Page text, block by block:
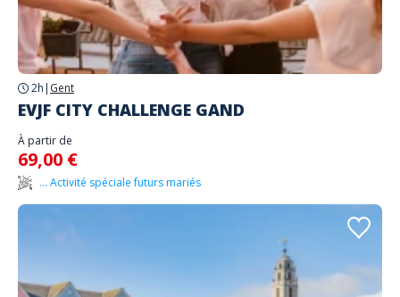
2h | Gent
EVJF CITY CHALLENGE GAND
À partir de
69,00 €
... Activité spéciale futurs mariés